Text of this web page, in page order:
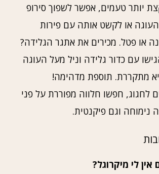
יותר טעמים, אפשר לשפוך סירופ
או לקשט אותה עם פירות
או פטל. מכירים את אתגר הגלידה?
עם כדור גלידה וניל מעל העוגה
מתקררת. תוספת מדהימה!
לחגוג, חפשו חלווה מפוררת על פני
נימוחה וגם פיקנטית.
לי מיקרוגל?